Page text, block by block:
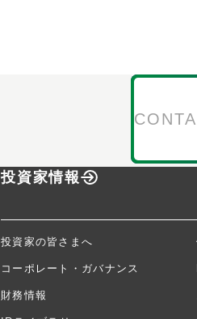
投資家情報
投資家の皆さまへ
コーポレート・ガバナンス
財務情報